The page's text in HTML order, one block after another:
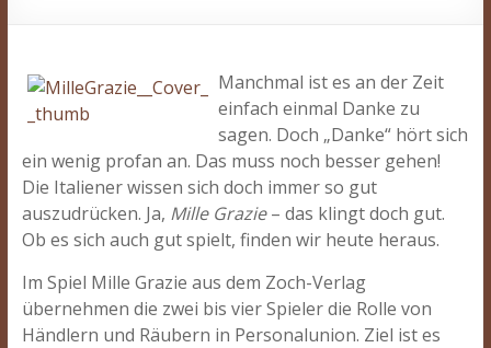
Manchmal ist es an der Zeit
einfach einmal Danke zu
sagen. Doch „Danke“ hört sich
ein wenig profan an. Das muss noch besser gehen!
Die Italiener wissen sich doch immer so gut
auszudrücken. Ja, Mille Grazie– das klingt doch gut.
Ob es sich auch gut spielt, finden wir heute heraus.
Im Spiel Mille Grazie aus dem Zoch-Verlag
übernehmen die zwei bis vier Spieler die Rolle von
Händlern und Räubern in Personalunion. Ziel ist es